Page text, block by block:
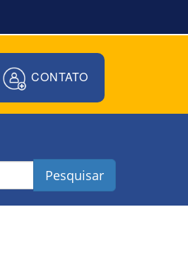
CONTATO
Pesquisar